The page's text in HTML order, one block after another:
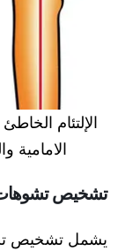
الإلتئام
الامامية
تشخيص تشوهات
يشمل تشخيص